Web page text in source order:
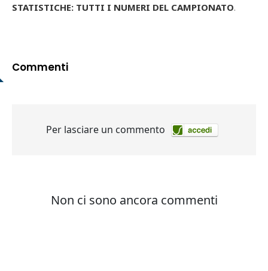
STATISTICHE: TUTTI I NUMERI DEL CAMPIONATO.
Commenti